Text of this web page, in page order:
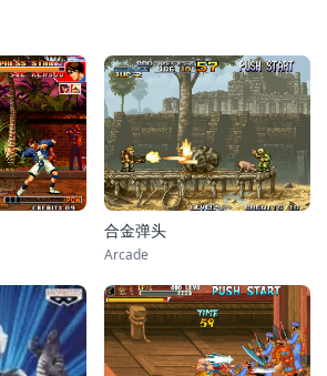
合金弹头
Arcade